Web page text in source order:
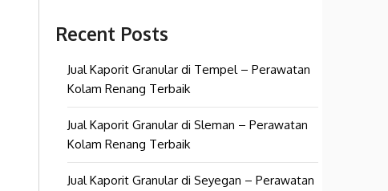
Recent Posts
Jual Kaporit Granular di Tempel – Perawatan
Kolam Renang Terbaik
Jual Kaporit Granular di Sleman – Perawatan
Kolam Renang Terbaik
Jual Kaporit Granular di Seyegan – Perawatan